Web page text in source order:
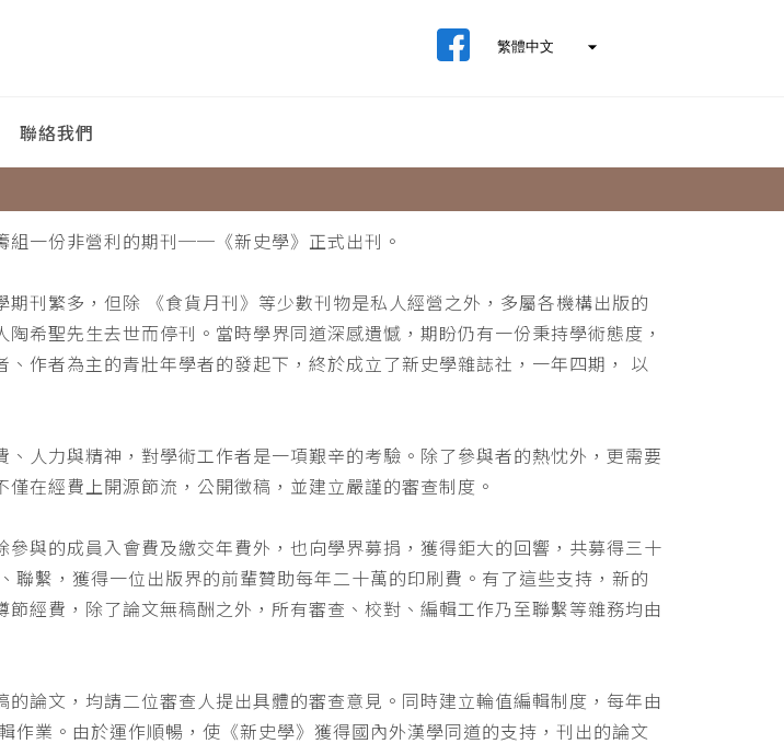
聯絡我們
組一份非營利的期刊──《新史學》正式出刊。
期刊繁多，但除 《食貨月刊》等少數刊物是私人經營之外，多屬各機構出版的
希聖先生去世而停刊。當時學界同道深感遺憾，期盼仍有一份秉持學術態度，
作者為主的青壯年學者的發起下，終於成立了新史學雜誌社，一年四期， 以
人力與精神，對學術工作者是一項艱辛的考驗。除了參與者的熱忱外，更需要
在經費上開源節流，公開徵稿，並建立嚴謹的審查制度。
與的成員入會費及繳交年費外，也向學界募捐，獲得鉅大的回響，共募得三十
聯繫，獲得一位出版界的前輩贊助每年二十萬的印刷費。有了這些支持，新的
經費，除了論文無稿酬之外，所有審查、校對、編輯工作乃至聯繫等雜務均由
論文，均請二位審查人提出具體的審查意見。同時建立輪值編輯制度，每年由
作業。由於運作順暢，使《新史學》獲得國內外漢學同道的支持，刊出的論文